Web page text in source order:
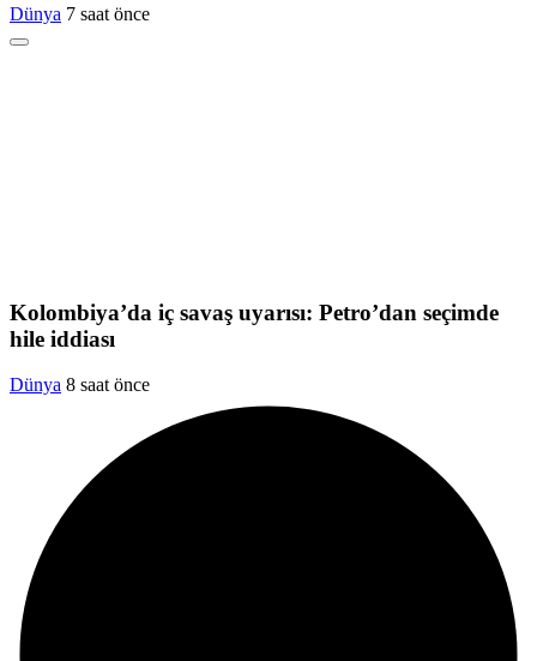
Dünya 7 saat önce
Kolombiya’da iç savaş uyarısı: Petro’dan seçimde
hile iddiası
Dünya 8 saat önce